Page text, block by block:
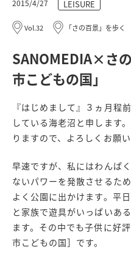
SANOMEDIA×さ
市こどもの国」
2015/4/27 LEISURE
Vol.32 「さの百景」を歩く
『はじめまして』３ヵ月程
している海老沼と申します
りますので、よろしくお願い
早速ですが、私にはわんぱ
ないパワーを発散させるた
よく公園に出かけます。平
と家族で遊具がいっぱいあ
ます。その中でも子供に好
市こどもの国］です。